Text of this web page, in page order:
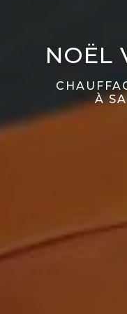
NOËL
À